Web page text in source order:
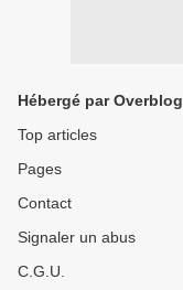
Hébergé par Overblog
Top articles
Pages
Contact
Signaler un abus
C.G.U.